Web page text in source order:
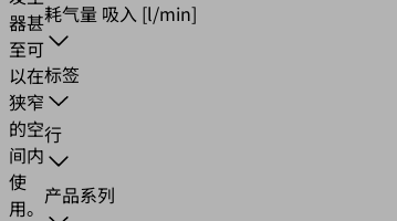
器甚
至可
以在
狭窄
的空
间内
使
用。
耗气量 吸入 [l/min]
标签
行
产品系列